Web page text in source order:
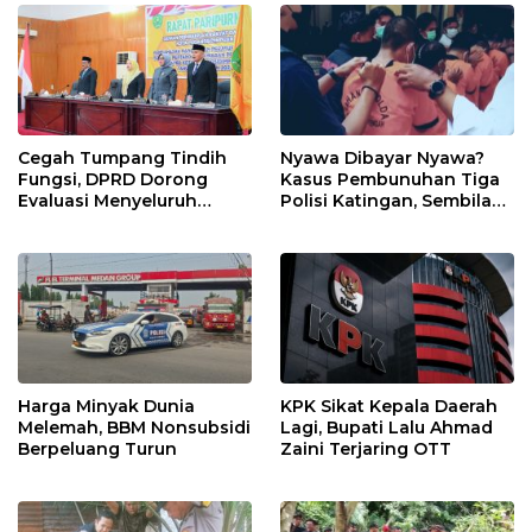
Cegah Tumpang Tindih
Fungsi, DPRD Dorong
Evaluasi Menyeluruh
Nyawa Dibayar Nyawa?
Kasus Pembunuhan Tiga
Polisi Katingan, Sembilan
Harga Minyak Dunia
Melemah, BBM Nonsubsidi
Berpeluang Turun
KPK Sikat Kepala Daerah
Lagi, Bupati Lalu Ahmad
Zaini Terjaring OTT